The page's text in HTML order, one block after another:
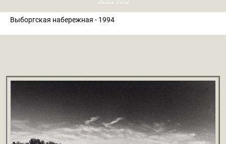
Выборгская набережная - 1994